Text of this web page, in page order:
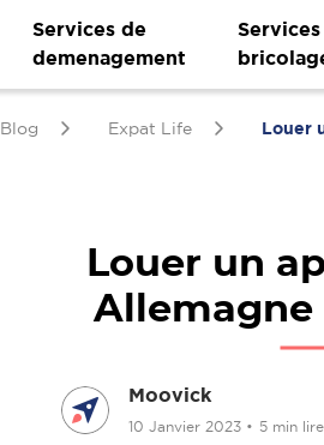
Services de
demenagement
Blog Expat Life Louer
Louer un
Allemagne
Moovick
10 Janvier 2023 • 5 min lire